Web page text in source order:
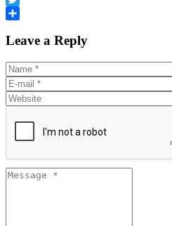
Twitter
Leave a Reply